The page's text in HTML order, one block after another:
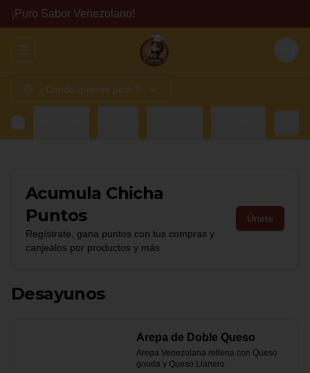
¡Puro Sabor Venezolano!
Abrir menu de navegación Login
¿Dónde quieres pedir?
Acumula Chicha
Puntos
Regístrate, gana puntos con tus compras y
canjealos por productos y más
Únete
Desayunos
Arepa de Doble Queso
Arepa Venezolana rellena con Queso
gouda y Queso Llanero